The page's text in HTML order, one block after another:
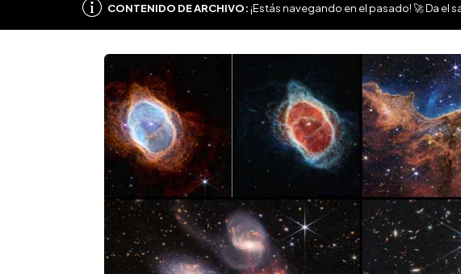
CONTENIDO DE ARCHIVO:¡Estás navegando en el pasado! 🚀 Da el